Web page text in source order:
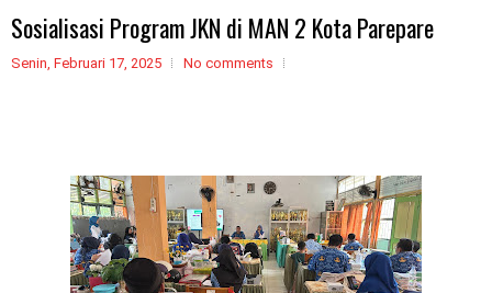
Sosialisasi Program JKN di MAN 2 Kota Parepare
Senin, Februari 17, 2025 No comments